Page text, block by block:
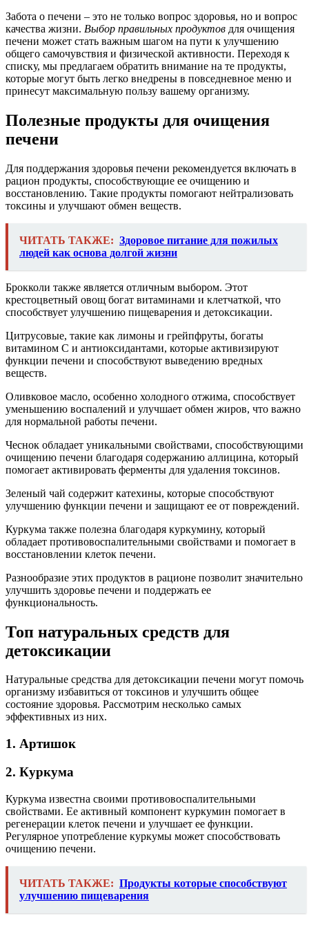
Забота о печени – это не только вопрос здоровья, но и вопрос
качества жизни. Выбор правильных продуктов для очищения
печени может стать важным шагом на пути к улучшению
общего самочувствия и физической активности. Переходя к
списку, мы предлагаем обратить внимание на те продукты,
которые могут быть легко внедрены в повседневное меню и
принесут максимальную пользу вашему организму.
Полезные продукты для очищения
печени
Для поддержания здоровья печени рекомендуется включать в
рацион продукты, способствующие ее очищению и
восстановлению. Такие продукты помогают нейтрализовать
токсины и улучшают обмен веществ.
ЧИТАТЬ ТАКЖЕ: Здоровое питание для пожилых
людей как основа долгой жизни
Брокколи также является отличным выбором. Этот
крестоцветный овощ богат витаминами и клетчаткой, что
способствует улучшению пищеварения и детоксикации.
Цитрусовые, такие как лимоны и грейпфруты, богаты
витамином C и антиоксидантами, которые активизируют
функции печени и способствуют выведению вредных
веществ.
Оливковое масло, особенно холодного отжима, способствует
уменьшению воспалений и улучшает обмен жиров, что важно
для нормальной работы печени.
Чеснок обладает уникальными свойствами, способствующими
очищению печени благодаря содержанию аллицина, который
помогает активировать ферменты для удаления токсинов.
Зеленый чай содержит катехины, которые способствуют
улучшению функции печени и защищают ее от повреждений.
Куркума также полезна благодаря куркумину, который
обладает противовоспалительными свойствами и помогает в
восстановлении клеток печени.
Разнообразие этих продуктов в рационе позволит значительно
улучшить здоровье печени и поддержать ее
функциональность.
Топ натуральных средств для
детоксикации
Натуральные средства для детоксикации печени могут помочь
организму избавиться от токсинов и улучшить общее
состояние здоровья. Рассмотрим несколько самых
эффективных из них.
1. Артишок
2. Куркума
Куркума известна своими противовоспалительными
свойствами. Ее активный компонент куркумин помогает в
регенерации клеток печени и улучшает ее функции.
Регулярное употребление куркумы может способствовать
очищению печени.
ЧИТАТЬ ТАКЖЕ: Продукты которые способствуют
улучшению пищеварения